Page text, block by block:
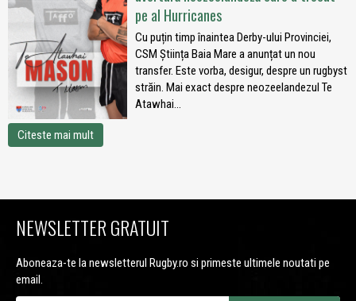
pe al Hurricanes
Cu puțin timp înaintea Derby-ului Provinciei,
CSM Știința Baia Mare a anunțat un nou
transfer. Este vorba, desigur, despre un rugbyst
străin. Mai exact despre neozeelandezul Te
Atawhai...
Citeste mai mult
NEWSLETTER GRATUIT
Aboneaza-te la newsletterul Rugby.ro si primeste ultimele noutati pe
email.